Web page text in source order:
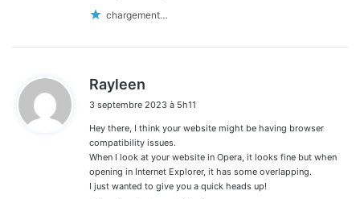
chargement…
Rayleen
t
:
3 septembre 2023 à 5h11
Hey there, I think your website might be having browser
compatibility issues.
When I look at your website in Opera, it looks fine but when
opening in Internet Explorer, it has some overlapping.
I just wanted to give you a quick heads up!